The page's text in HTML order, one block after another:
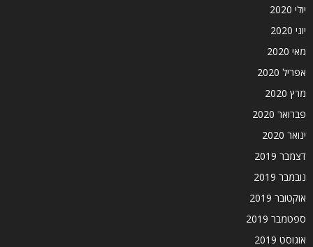
יולי 2020
יוני 2020
מאי 2020
אפריל 2020
מרץ 2020
פברואר 2020
ינואר 2020
דצמבר 2019
נובמבר 2019
אוקטובר 2019
ספטמבר 2019
אוגוסט 2019